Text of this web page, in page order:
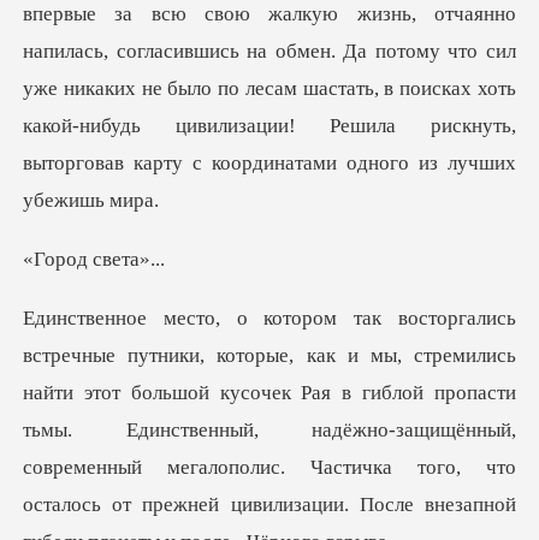
впервые за всю свою жалкую жизнь, отчаянно
напилась
д све
большой кусочек Рая в гиблой пропасти
тьмы. Единственный, надёжно-защищённый,
современный мегалополис. Ча